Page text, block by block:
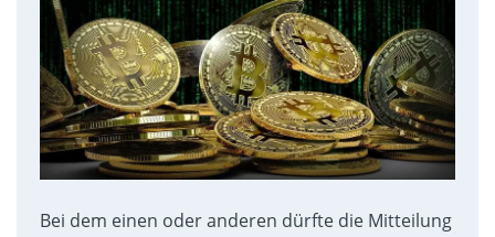
Bei dem einen oder anderen dürfte die Mitteilung